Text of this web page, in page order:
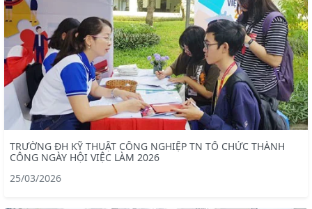
TRƯỜNG ĐH KỸ THUẬT CÔNG NGHIỆP TN TỔ CHỨC THÀNH
CÔNG NGÀY HỘI VIỆC LÀM 2026
25/03/2026